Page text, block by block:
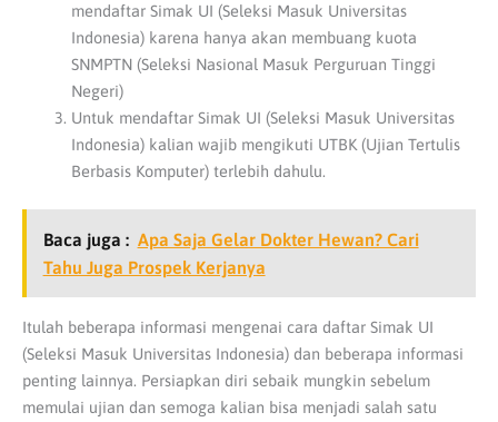
mendaftar Simak UI (Seleksi Masuk Universitas
Indonesia) karena hanya akan membuang kuota
SNMPTN (Seleksi Nasional Masuk Perguruan Tinggi
Negeri)
Untuk mendaftar Simak UI (Seleksi Masuk Universitas
Indonesia) kalian wajib mengikuti UTBK (Ujian Tertulis
Berbasis Komputer) terlebih dahulu.
Baca juga : Apa Saja Gelar Dokter Hewan? Cari
Tahu Juga Prospek Kerjanya
Itulah beberapa informasi mengenai cara daftar Simak UI
(Seleksi Masuk Universitas Indonesia) dan beberapa informasi
penting lainnya. Persiapkan diri sebaik mungkin sebelum
memulai ujian dan semoga kalian bisa menjadi salah satu